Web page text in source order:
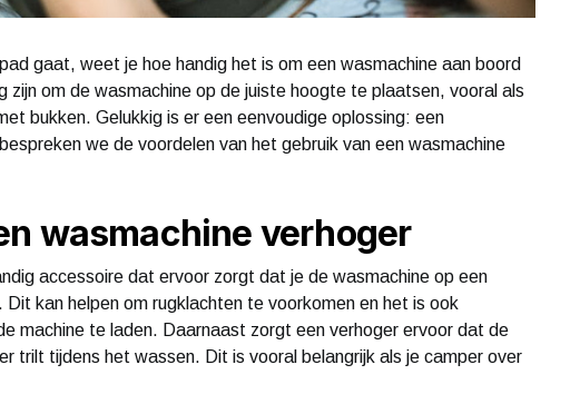
gaat, weet je hoe handig het is om een wasmachine aan boord
zijn om de wasmachine op de juiste hoogte te plaatsen, vooral als
bukken. Gelukkig is er een eenvoudige oplossing: een
we de voordelen van het gebruik van een wasmachine
wasmachine verhoger
accessoire dat ervoor zorgt dat je de wasmachine op een
kan helpen om rugklachten te voorkomen en het is ook
machine te laden. Daarnaast zorgt een verhoger ervoor dat de
trilt tijdens het wassen. Dit is vooral belangrijk als je camper over